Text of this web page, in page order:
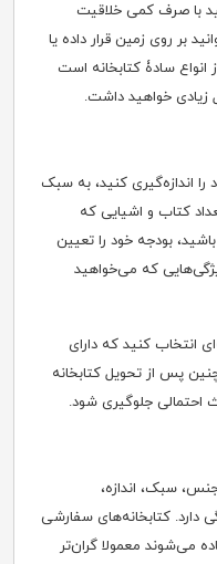
با صرف کمی خلاقیت
بر روی زمین قرار داده یا
سادۀ کتابخانه است
زیادی خواهید داشت.
اندازه‌گیری کنید، به سبک
کتاب و اشیایی که
بودجه خود را تعیین
که می‌خواهید
انتخاب کنید که دارای
پس از تحویل کتابخانه
احتمالی جلوگیری شود.
سبک، اندازه،
دارد. کتابخانه‌های سفارشی
می‌شوند معمولا گران‌تر